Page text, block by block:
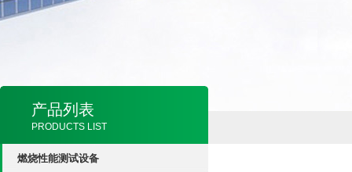
产品列表
PRODUCTS LIST
燃烧性能测试设备